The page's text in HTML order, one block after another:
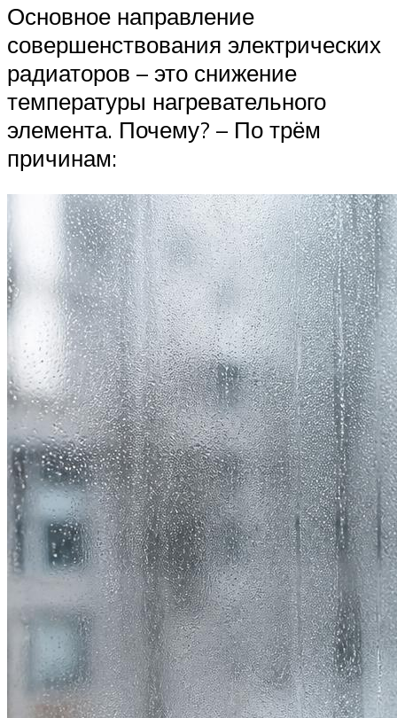
Основное направление
совершенствования электрических
радиаторов – это снижение
температуры нагревательного
элемента. Почему? – По трём
причинам: